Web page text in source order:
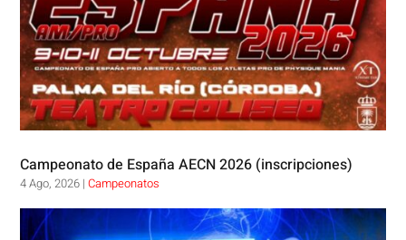
Campeonato de España AECN 2026 (inscripciones)
4 Ago, 2026 |Campeonatos